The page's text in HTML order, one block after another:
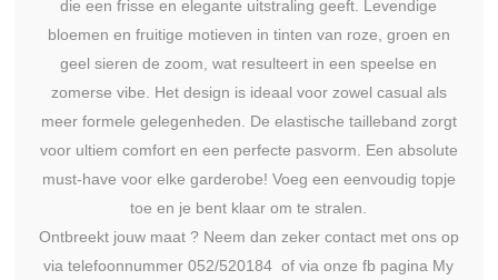
die een frisse en elegante uitstraling geeft. Levendige
bloemen en fruitige motieven in tinten van roze, groen en
geel sieren de zoom, wat resulteert in een speelse en
zomerse vibe. Het design is ideaal voor zowel casual als
meer formele gelegenheden. De elastische tailleband zorgt
voor ultiem comfort en een perfecte pasvorm. Een absolute
must-have voor elke garderobe! Voeg een eenvoudig topje
toe en je bent klaar om te stralen.
Ontbreekt jouw maat ? Neem dan zeker contact met ons op
via telefoonnummer 052/520184 of via onze fb pagina My